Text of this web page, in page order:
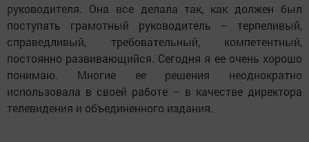
руководителя. Она все делала так, как должен был
поступать грамотный руководитель – терпеливый,
справедливый, требовательный, компетентный,
постоянно развивающийся. Сегодня я ее очень хорошо
понимаю. Многие ее решения неоднократно
использовала в своей работе – в качестве директора
телевидения и объединенного издания.